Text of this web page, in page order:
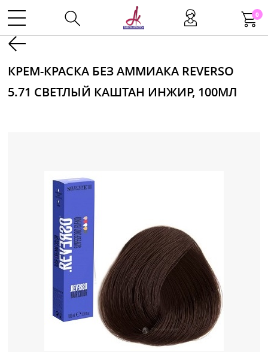
0
Инструменты
Макияж
Маникюр
Одноразовая продукция
Уход за кожей
КРЕМ-КРАСКА БЕЗ АММИАКА REVERSO
5.71 СВЕТЛЫЙ КАШТАН ИНЖИР, 100МЛ